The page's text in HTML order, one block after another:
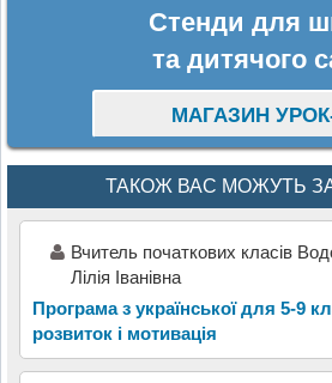
Стенди для
та дитячого
МАГАЗИН
ТАКОЖ ВАС МОЖУТЬ
Вчитель початкових класів
Лілія Іванівна
Програма з української для 5-9
розвиток і мотивація